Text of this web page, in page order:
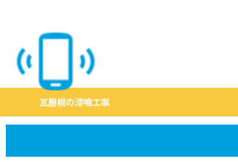
瓦屋根の漆喰工事